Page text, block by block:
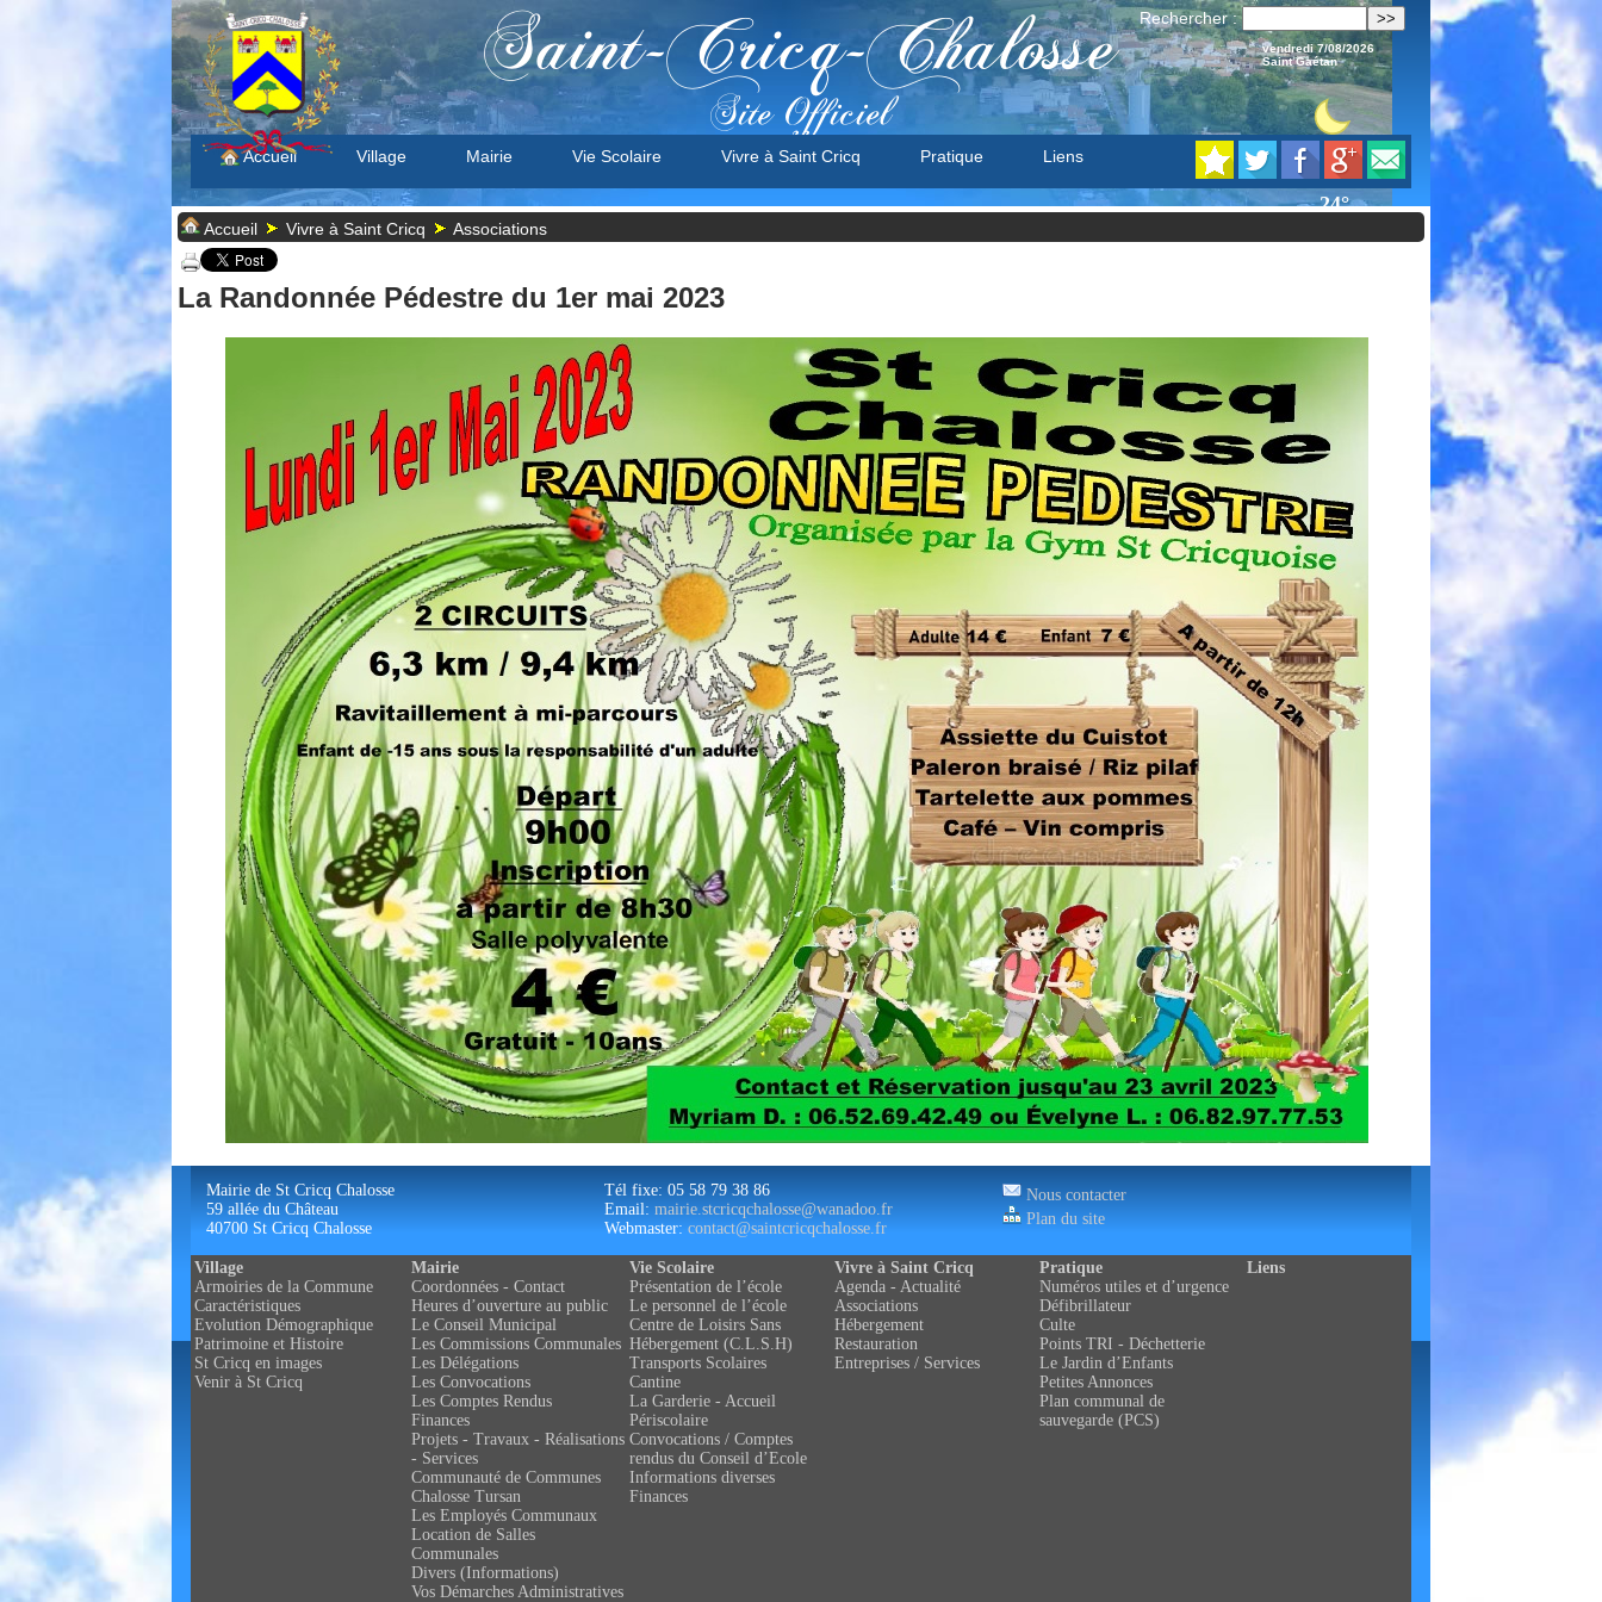
Saint-Cricq-Chalosse
Site Officiel
Rechercher :
vendredi 7/08/2026
Saint Gaétan
Accueil Village Mairie Vie Scolaire Vivre à Saint Cricq Pratique Liens
Accueil Vivre à Saint Cricq Associations
La Randonnée Pédestre du 1er mai 2023
Mairie de St Cricq Chalosse
59 allée du Château
40700 St Cricq Chalosse
Tél fixe: 05 58 79 38 86
Email: mairie.stcricqchalosse@wanadoo.fr
Webmaster: contact@saintcricqchalosse.fr
Nous contacter
Plan du site
Village
Armoiries de la Commune
Caractéristiques
Evolution Démographique
Patrimoine et Histoire
St Cricq en images
Venir à St Cricq
Mairie
Coordonnées - Contact
Heures d’ouverture au public
Le Conseil Municipal
Les Commissions Communales
Les Délégations
Les Convocations
Les Comptes Rendus
Finances
Projets - Travaux - Réalisations
- Services
Communauté de Communes
Chalosse Tursan
Les Employés Communaux
Location de Salles
Communales
Divers (Informations)
Vos Démarches Administratives
Vie Scolaire
Présentation de l’école
Le personnel de l’école
Centre de Loisirs Sans
Hébergement (C.L.S.H)
Transports Scolaires
Cantine
La Garderie - Accueil
Périscolaire
Convocations / Comptes
rendus du Conseil d’Ecole
Informations diverses
Finances
Vivre à Saint Cricq
Agenda - Actualité
Associations
Hébergement
Restauration
Entreprises / Services
Pratique
Numéros utiles et d’urgence
Défibrillateur
Culte
Points TRI - Déchetterie
Le Jardin d’Enfants
Petites Annonces
Plan communal de
sauvegarde (PCS)
Liens